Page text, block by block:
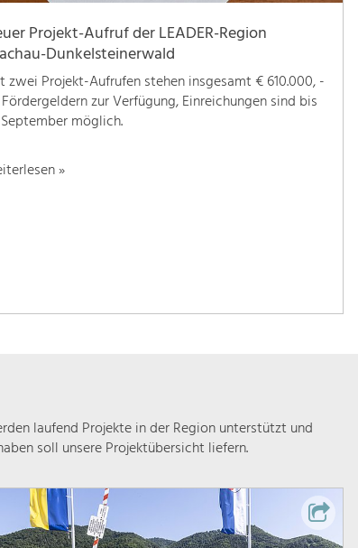
Projekt-Aufruf der LEADER-Region
Dunkelsteinerwald
zwei Projekt-Aufrufen stehen insgesamt € 610.000, -
zur Verfügung, Einreichungen sind bis
September möglich.
»
laufend Projekte in der Region unterstützt und
soll unsere Projektübersicht liefern.